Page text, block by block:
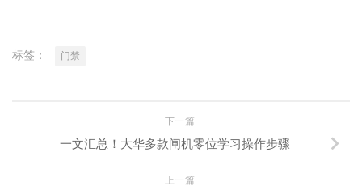
标签： 门禁
下一篇
一文汇总！大华多款闸机零位学习操作步骤
上一篇